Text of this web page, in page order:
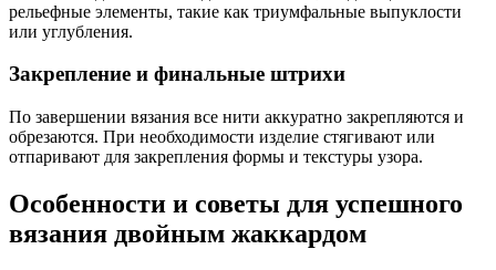
рельефные элементы, такие как триумфальные выпуклости
или углубления.
Закрепление и финальные штрихи
По завершении вязания все нити аккуратно закрепляются и
обрезаются. При необходимости изделие стягивают или
отпаривают для закрепления формы и текстуры узора.
Особенности и советы для успешного
вязания двойным жаккардом